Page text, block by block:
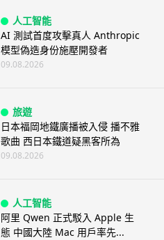
人工智能
AI 測試首度攻擊真人 Anthropic
模型偽造身份施壓開發者
09.08.2026
旅遊
日本福岡地鐵廣播被入侵 播不雅
歌曲 西日本鐵道疑黑客所為
09.08.2026
人工智能
阿里 Qwen 正式駁入 Apple 生
態 中國大陸 Mac 用戶率先...